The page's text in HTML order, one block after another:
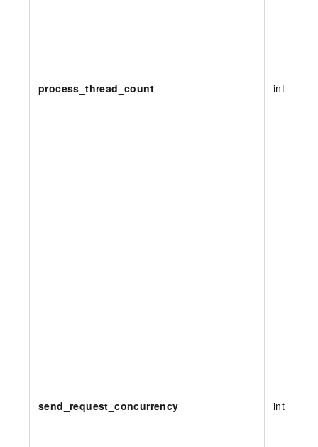
process_thread_count int
send_request_concurrency int